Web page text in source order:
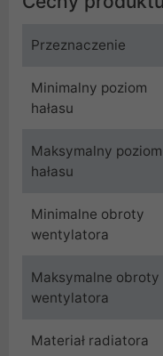
Przeznaczenie
Minimalny poziom
hałasu
Maksymalny poziom
hałasu
Minimalne obroty
wentylatora
Maksymalne obroty
wentylatora
Materiał radiatora